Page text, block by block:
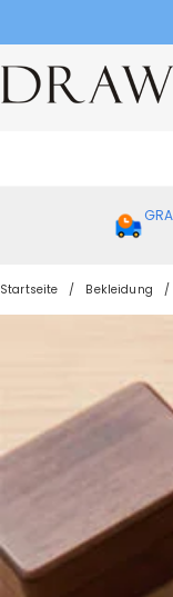
Startseite Bekleidung